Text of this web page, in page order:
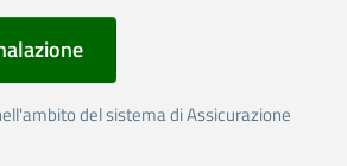
del sistema di Assicurazione